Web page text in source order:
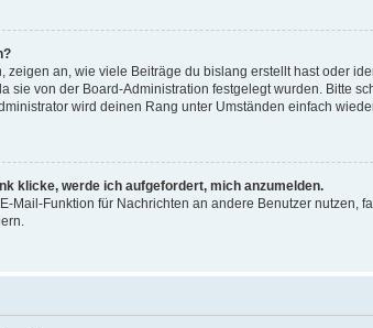
an, wie viele Beiträge du bislang erstellt hast oder
sie von der Board-Administration festgelegt wurden.
wird deinen Rang unter Umständen einfach
klicke, werde ich aufgefordert, mich anzumelden.
Mail-Funktion für Nachrichten an andere Benutzer